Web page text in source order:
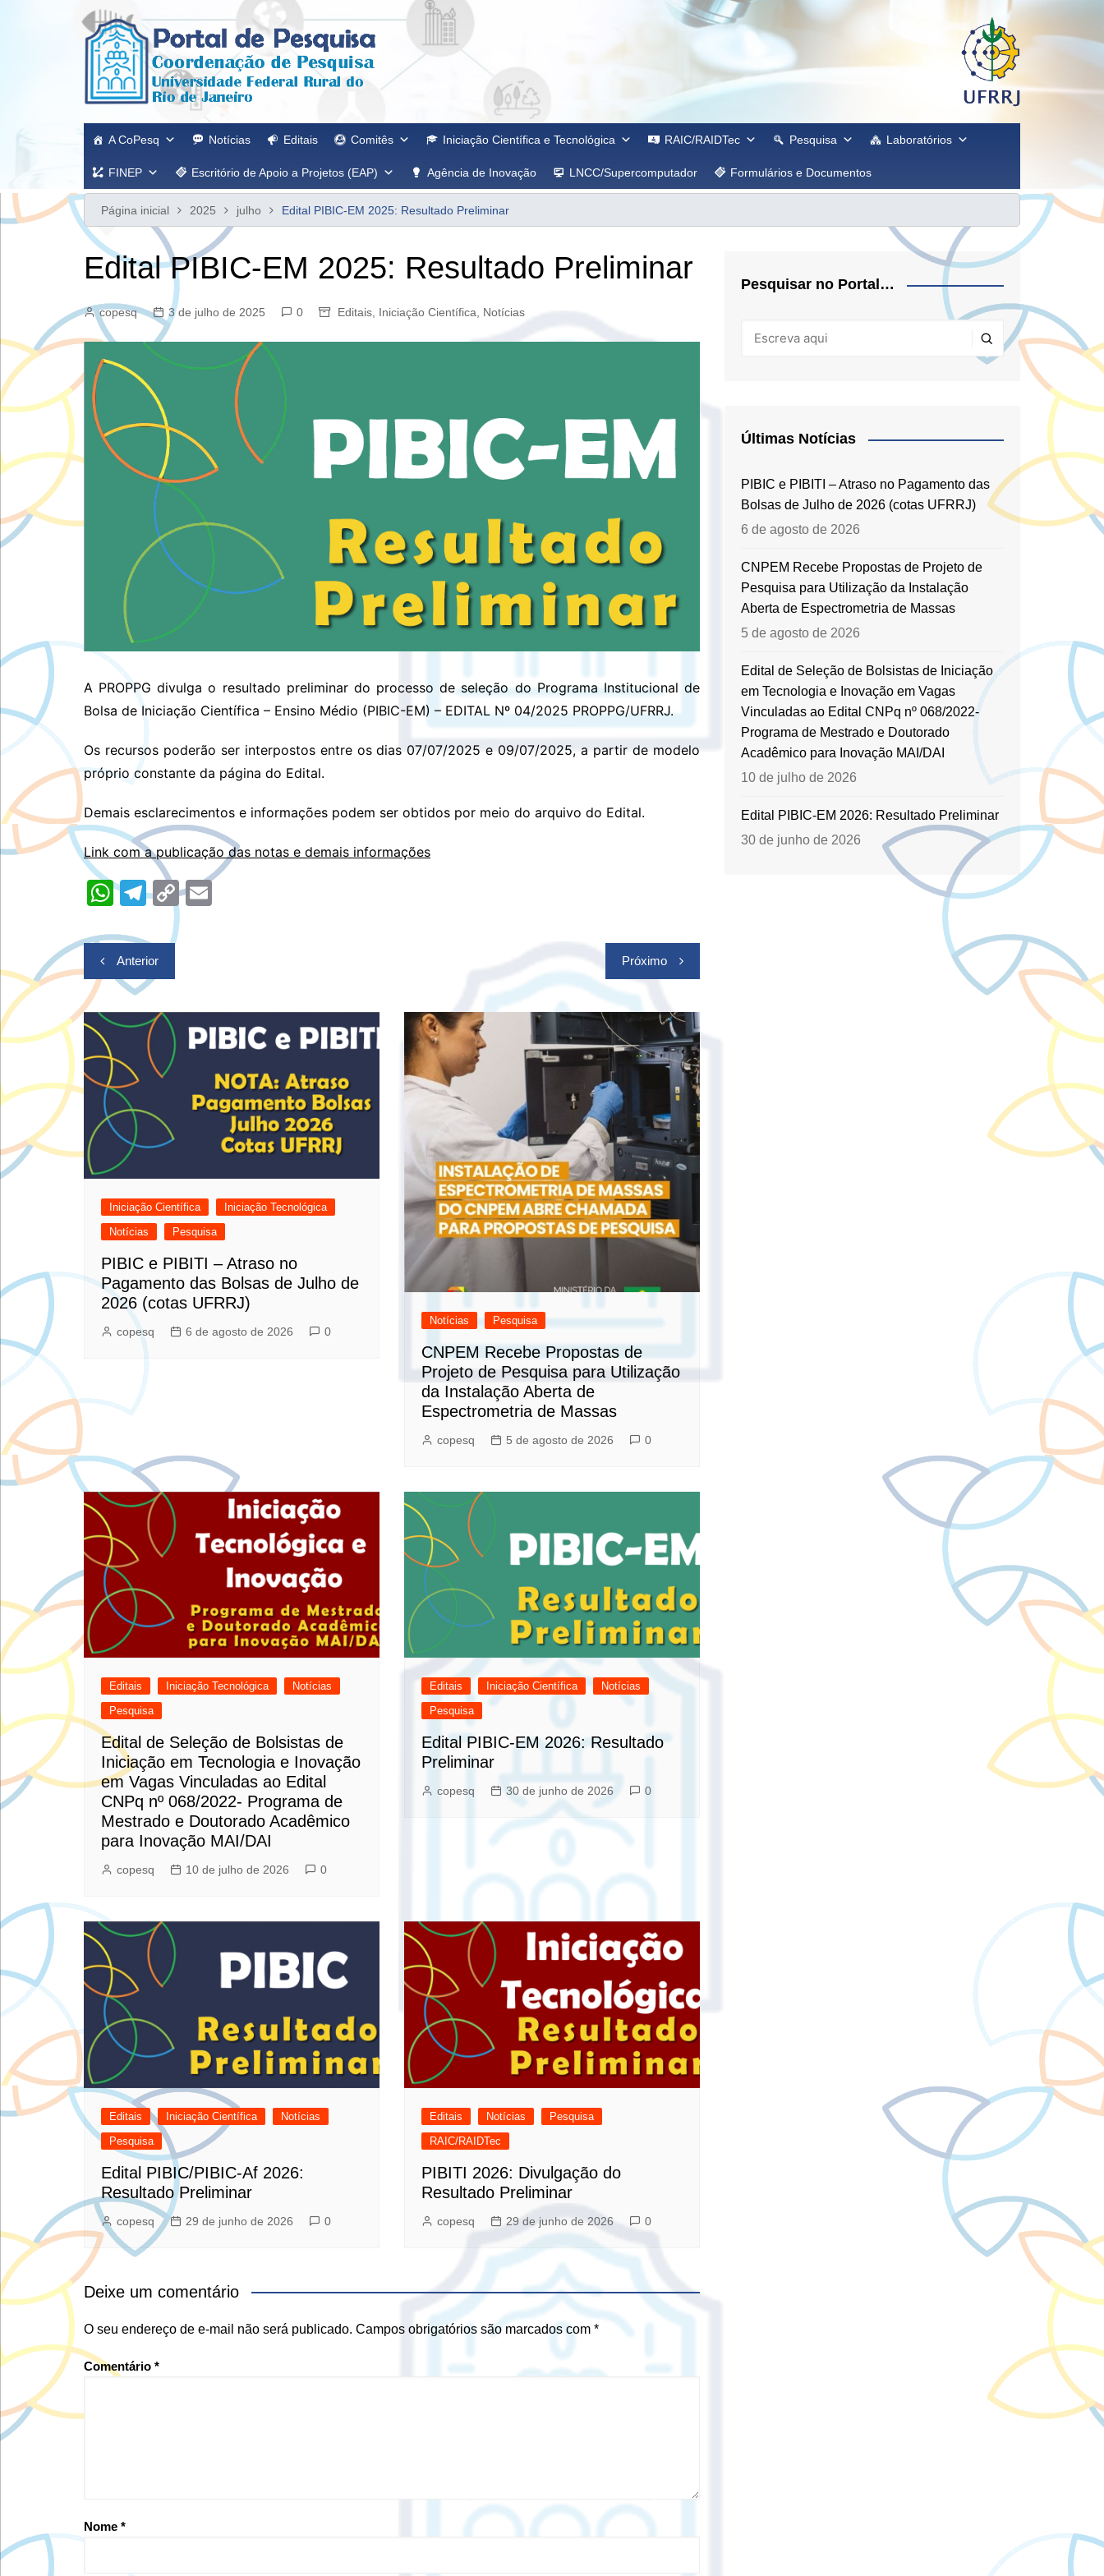
A CoPesq Notícias Editais Comitês Iniciação Científica e Tecnológica RAIC/RAIDTec Pesquisa Laboratórios
FINEP Escritório de Apoio a Projetos (EAP) Agência de Inovação LNCC/Supercomputador Formulários e Documentos
Página inicial 2025 julho Edital PIBIC-EM 2025: Resultado Preliminar
Edital PIBIC-EM 2025: Resultado Preliminar
copesq 3 de julho de 2025 0 Editais Iniciação Científica Notícias
A PROPPG divulga o resultado preliminar do processo de seleção do Programa Institucional de
Bolsa de Iniciação Científica – Ensino Médio (PIBIC-EM) – EDITAL Nº 04/2025 PROPPG/UFRRJ.
Os recursos poderão ser interpostos entre os dias 07/07/2025 e 09/07/2025, a partir de modelo
próprio constante da página do Edital.
Demais esclarecimentos e informações podem ser obtidos por meio do arquivo do Edital.
Link com a publicação das notas e demais informações
W
at
s
A
p
p
T
e
gr
a
m
C
o
n
k
Navegação
de
Post
Anterior Próximo
Iniciação Científica
Iniciação Tecnológica
Notícias
Pesquisa
PIBIC e PIBITI – Atraso no
Pagamento das Bolsas de Julho de
2026 (cotas UFRRJ)
copesq 6 de agosto de 2026 0
Notícias Pesquisa
CNPEM Recebe Propostas de
Projeto de Pesquisa para Utilização
da Instalação Aberta de
Espectrometria de Massas
copesq 5 de agosto de 2026 0
Editais Iniciação Tecnológica
Notícias
Pesquisa
Edital de Seleção de Bolsistas de
Iniciação em Tecnologia e Inovação
em Vagas Vinculadas ao Edital
CNPq nº 068/2022- Programa de
Mestrado e Doutorado Acadêmico
para Inovação MAI/DAI
copesq 10 de julho de 2026 0
Editais Iniciação Científica
Notícias
Pesquisa
Edital PIBIC-EM 2026: Resultado
Preliminar
copesq 30 de junho de 2026 0
Editais Iniciação Científica
Notícias
Pesquisa
Edital PIBIC/PIBIC-Af 2026:
Resultado Preliminar
copesq 29 de junho de 2026 0
Editais Notícias
Pesquisa
RAIC/RAIDTec
PIBITI 2026: Divulgação do
Resultado Preliminar
copesq 29 de junho de 2026 0
Deixe um comentário
O seu endereço de e-mail não será publicado. Campos obrigatórios são marcados com *
Comentário *
Nome *
Pesquisar no Portal…
Últimas Notícias
PIBIC e PIBITI – Atraso no Pagamento das
Bolsas de Julho de 2026 (cotas UFRRJ)
6 de agosto de 2026
CNPEM Recebe Propostas de Projeto de
Pesquisa para Utilização da Instalação
Aberta de Espectrometria de Massas
5 de agosto de 2026
Edital de Seleção de Bolsistas de Iniciação
em Tecnologia e Inovação em Vagas
Vinculadas ao Edital CNPq nº 068/2022-
Programa de Mestrado e Doutorado
Acadêmico para Inovação MAI/DAI
10 de julho de 2026
Edital PIBIC-EM 2026: Resultado Preliminar
30 de junho de 2026